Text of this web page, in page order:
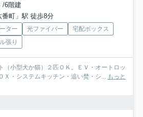
/6階建
町」駅 徒歩8分
ター 光ファイバー
宅配ボックス
張り
（小型犬か猫）２匹ＯＫ。ＥＶ・オートロッ
Ｘ・システムキッチン・追い焚・シ... もっと